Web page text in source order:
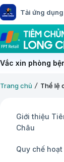
Tải ứng
Vắc xin phòng
Trang chủ Thể lệ
Giới thiệu
Châu
Quy chế